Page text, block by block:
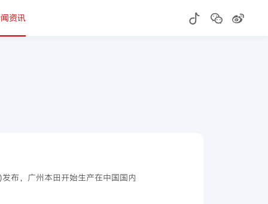
资讯
，广州本田开始生产在中国国内